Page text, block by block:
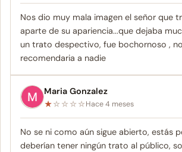
Nos dio muy mala imagen el señor que
aparte de su apariencia...que dejaba
un trato despectivo, fue bochornoso ,
recomendaria a nadie
Maria Gonzalez
★☆☆☆☆Hace 4 meses
No se ni como aún sigue abierto, estás
deberían tener ningún trato al público,